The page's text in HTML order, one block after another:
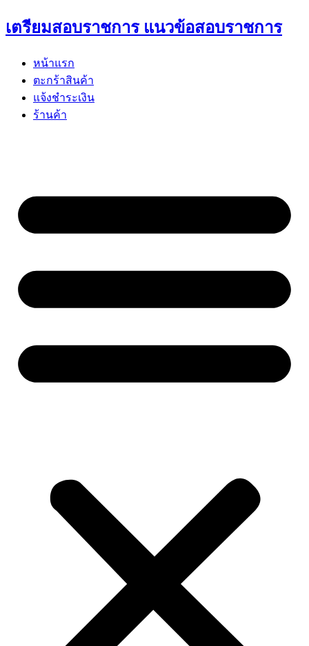
Skip
to
เตรียมสอบราชการ แนวข้อสอบราชการ
หน้าแรก
ตะกร้าสินค้า
แจ้งชำระเงิน
ร้านค้า